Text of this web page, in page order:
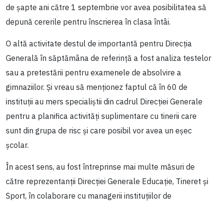
de șapte ani către 1 septembrie vor avea posibilitatea să
depună cererile pentru înscrierea în clasa întâi.
O altă activitate destul de importantă pentru Direcția
Generală în săptămâna de referință a fost analiza testelor
sau a pretestării pentru examenele de absolvire a
gimnaziilor. Și vreau să menționez faptul că în 60 de
instituții au mers specialiștii din cadrul Direcției Generale
pentru a planifica activități suplimentare cu tinerii care
sunt din grupa de risc și care posibil vor avea un eșec
școlar.
În acest sens, au fost întreprinse mai multe măsuri de
către reprezentanții Direcției Generale Educație, Tineret și
Sport, în colaborare cu managerii instituțiilor de